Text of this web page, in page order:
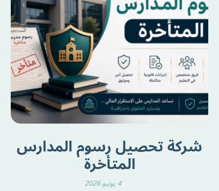
شركة تحصيل رسوم المدارس
المتأخرة
4 يونيو 2026